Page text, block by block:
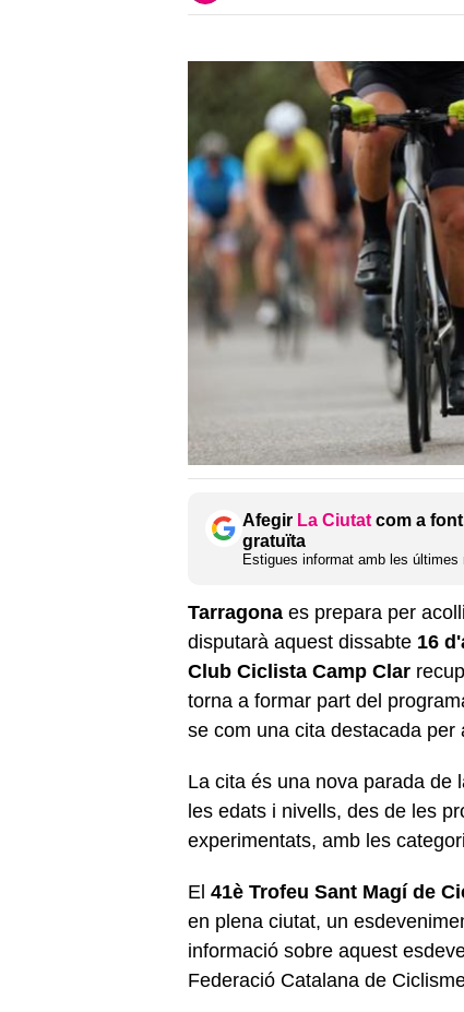
Afegir La Ciutat com a
gratuïta
Estigues informat amb les
Tarragona es prepara per
disputarà aquest dissabte 16
Club Ciclista Camp Clar
torna a formar part del
se com una cita destacada per
La cita és una nova parada de
les edats i nivells, des de les
experimentats, amb les
El 41è Trofeu Sant Magí de
en plena ciutat, un
informació sobre aquest
Federació Catalana de